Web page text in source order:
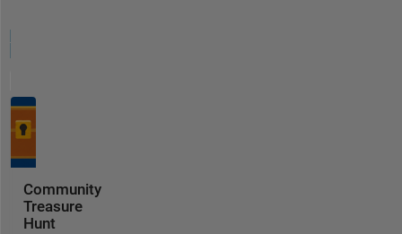
Community
Treasure
Hunt